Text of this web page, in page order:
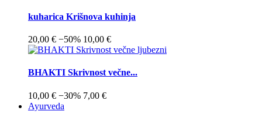
kuharica Krišnova kuhinja
20,00 € −50% 10,00 €
BHAKTI Skrivnost večne...
10,00 € −30% 7,00 €
Ayurveda